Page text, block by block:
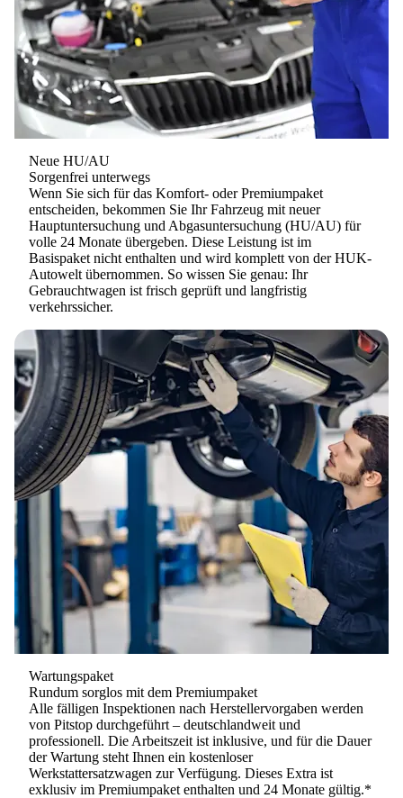
Neue HU/AU
Sorgenfrei unterwegs
Wenn Sie sich für das Komfort- oder Premiumpaket
entscheiden, bekommen Sie Ihr Fahrzeug mit neuer
Hauptuntersuchung und Abgasuntersuchung (HU/AU) für
volle 24 Monate übergeben. Diese Leistung ist im
Basispaket nicht enthalten und wird komplett von der HUK-
Autowelt übernommen. So wissen Sie genau: Ihr
Gebrauchtwagen ist frisch geprüft und langfristig
verkehrssicher.
Wartungspaket
Rundum sorglos mit dem Premiumpaket
Alle fälligen Inspektionen nach Herstellervorgaben werden
von Pitstop durchgeführt – deutschlandweit und
professionell. Die Arbeitszeit ist inklusive, und für die Dauer
der Wartung steht Ihnen ein kostenloser
Werkstattersatzwagen zur Verfügung. Dieses Extra ist
exklusiv im Premiumpaket enthalten und 24 Monate gültig.*